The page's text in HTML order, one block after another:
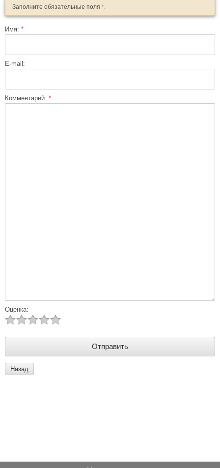
Заполните обязательные поля *.
Имя: *
E-mail:
Комментарий: *
Оценка:
Назад